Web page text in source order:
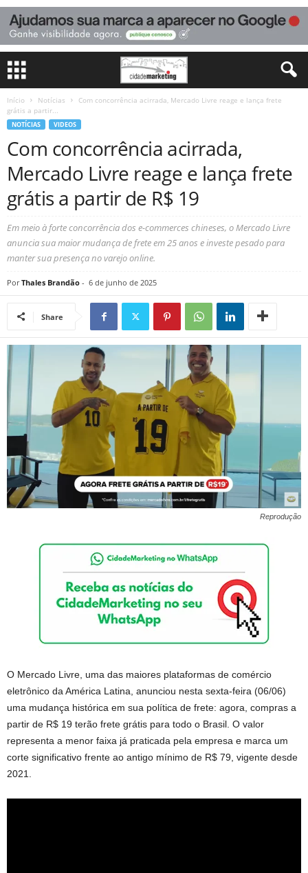
Início Notícias
Com concorrência acirrada, Mercado Livre reage e lança frete
grátis a partir...
NOTÍCIAS VIDEOS
Com concorrência acirrada,
Mercado Livre reage e lança frete
grátis a partir de R$ 19
Em meio à forte concorrência dos e-commerces chineses, o Mercado Livre
anuncia sua maior mudança de frete em 25 anos e investe pesado para
manter sua presença no varejo online.
Por Thales Brandão - 6 de junho de 2025
Share
Reprodução
O Mercado Livre, uma das maiores plataformas de comércio
eletrônico da América Latina, anunciou nesta sexta-feira (06/06)
uma mudança histórica em sua política de frete: agora, compras a
partir de R$ 19 terão frete grátis para todo o Brasil. O valor
representa a menor faixa já praticada pela empresa e marca um
corte significativo frente ao antigo mínimo de R$ 79, vigente desde
2021.